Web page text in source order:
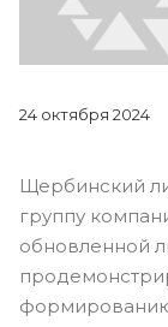
24 октября 2024
Щербинский
группу
обновленной